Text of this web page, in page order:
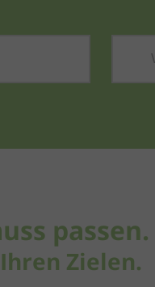
passen.
Zielen.